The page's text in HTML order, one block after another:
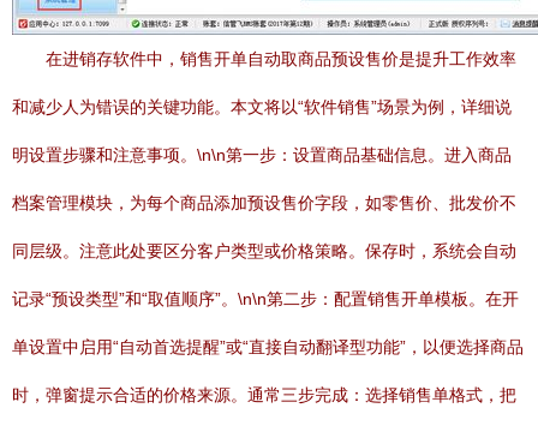
在进销存软件中，销售开单自动取商品预设售价是提升工作效率
和减少人为错误的关键功能。本文将以“软件销售”场景为例，详细说
明设置步骤和注意事项。\n\n第一步：设置商品基础信息。进入商品
档案管理模块，为每个商品添加预设售价字段，如零售价、批发价不
同层级。注意此处要区分客户类型或价格策略。保存时，系统会自动
记录“预设类型”和“取值顺序”。\n\n第二步：配置销售开单模板。在开
单设置中启用“自动首选提醒”或“直接自动翻译型功能”，以便选择商品
时，弹窗提示合适的价格来源。通常三步完成：选择销售单格式，把